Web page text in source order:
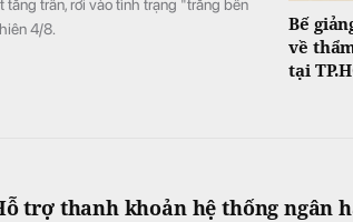
tăng trần, rơi vào tình trạng "trắng bên
4/8.
Bế
về
tại
trợ thanh khoản hệ thống ngân